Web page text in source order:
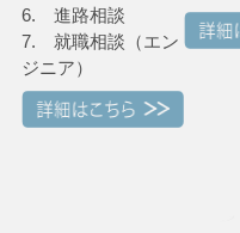
6. 進路相談
7. 就職相談（エン
ジニア）